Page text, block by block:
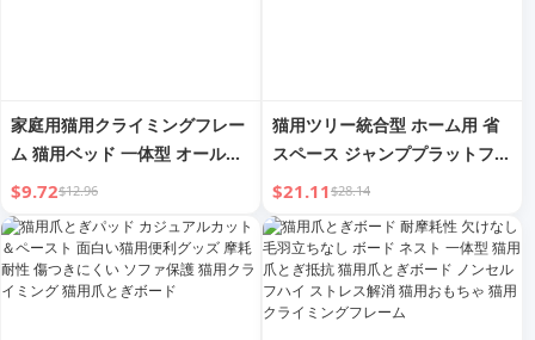
家庭用猫用クライミングフレー
ム 猫用ベッド 一体型 オールシ
ーズン 中性 小型アパート スペ
ースを取らない トンネル型猫用
ラック 爪とぎポール おもちゃ
$9.72$12.96
猫用ツリー統合型 ホーム用 省
スペース ジャンププラットフォ
ーム 猫用クライミングフレーム
$21.11$28.14